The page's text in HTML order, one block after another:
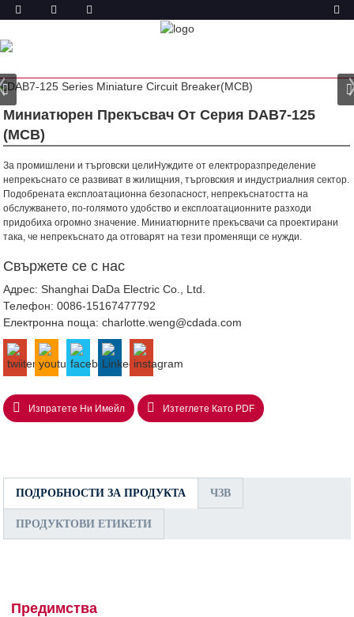
ПРОДУКТ
У ДОМА
Миниатюрен Прекъсвач От Серия DAB7-125
(MCB)
За промишлени и търговски целиНуждите от електроразпределение
непрекъснато се развиват в жилищния, търговския и индустриалния сектор.
Подобрената експлоатационна безопасност, непрекъснатостта на
обслужването, по-голямото удобство и експлоатационните разходи
придобиха огромно значение. Миниатюрните прекъсвачи са проектирани
така, че непрекъснато да отговарят на тези променящи се нужди.
Свържете се с нас
Адрес: Shanghai DaDa Electric Co., Ltd.
Телефон:0086-15167477792
Електронна поща:charlotte.weng@cdada.com
Изпратете Ни Имейл Изтеглете Като PDF
ПОДРОБНОСТИ ЗА ПРОДУКТА ЧЗВ
ПРОДУКТОВИ ЕТИКЕТИ
Предимства